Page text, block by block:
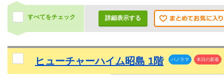
すべてをチェック 詳細表示する
ヒューチャーハイム昭島 1階 パノラマ 本日の新着